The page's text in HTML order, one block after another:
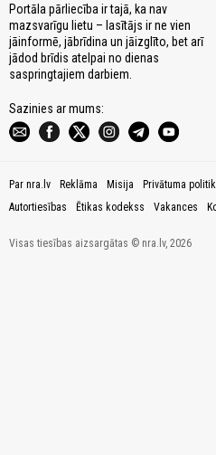
Portāla pārliecība ir tajā, ka nav
mazsvarīgu lietu – lasītājs ir ne vien
jāinformē, jābrīdina un jāizglīto, bet arī
jādod brīdis atelpai no dienas
saspringtajiem darbiem.
Sazinies ar mums:
Par nra.lv Reklāma Misija Privātuma
Autortiesības
Ētikas kodekss Vakances
Visas tiesības aizsargātas © nra.lv, 2026